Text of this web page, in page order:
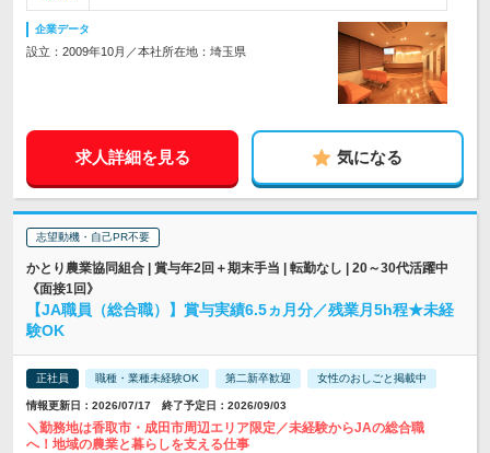
企業データ
設立：2009年10月／本社所在地：埼玉県
求人詳細を見る 気になる
志望動機・自己PR不要
かとり農業協同組合 | 賞与年2回＋期末手当 | 転勤なし | 20～30代活躍中
《面接1回》
【JA職員（総合職）】賞与実績6.5ヵ月分／残業月5h程★未経
験OK
正社員 職種・業種未経験OK 第二新卒歓迎 女性のおしごと掲載中
情報更新日：2026/07/17 終了予定日：2026/09/03
＼勤務地は香取市・成田市周辺エリア限定／未経験からJAの総合職
へ！地域の農業と暮らしを支える仕事